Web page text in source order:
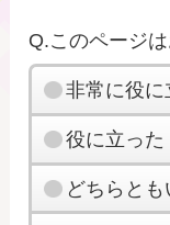
Q.このページ
非常に役に
役に立った
どちらと